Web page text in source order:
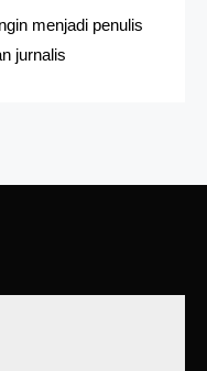
menjadi penulis
jurnalis